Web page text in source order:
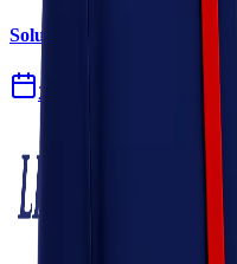
Solusi Logistik untuk
27 Jul 2026